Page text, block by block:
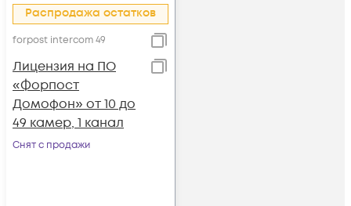
Распродажа остатков
forpost intercom 49
Лицензия на ПО
«Форпост
Домофон» от 10 до
49 камер, 1 канал
Снят с продажи